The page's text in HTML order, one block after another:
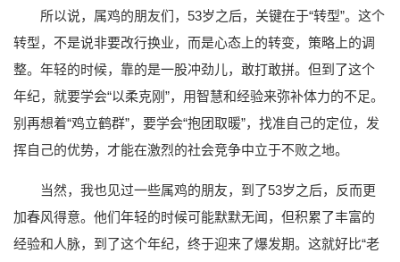
所以说，属鸡的朋友们，53岁之后，关键在于“转型”。这个
转型，不是说非要改行换业，而是心态上的转变，策略上的调
整。年轻的时候，靠的是一股冲劲儿，敢打敢拼。但到了这个
年纪，就要学会“以柔克刚”，用智慧和经验来弥补体力的不足。
别再想着“鸡立鹤群”，要学会“抱团取暖”，找准自己的定位，发
挥自己的优势，才能在激烈的社会竞争中立于不败之地。
当然，我也见过一些属鸡的朋友，到了53岁之后，反而更
加春风得意。他们年轻的时候可能默默无闻，但积累了丰富的
经验和人脉，到了这个年纪，终于迎来了爆发期。这就好比“老